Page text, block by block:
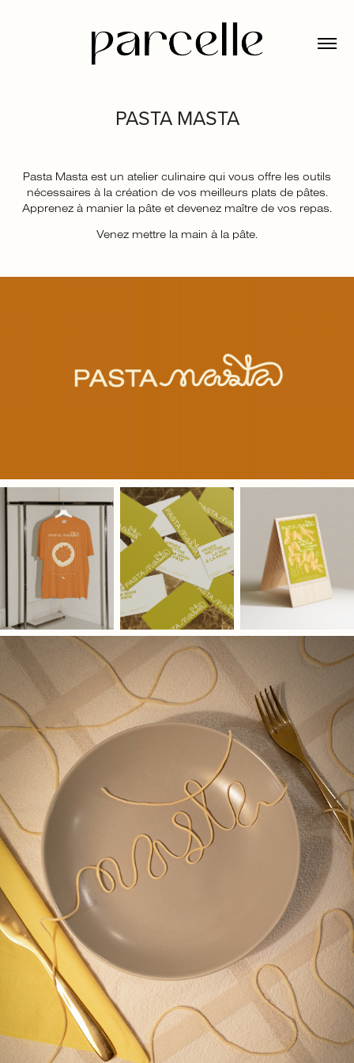
PASTA MASTA
Pasta Masta est un atelier culinaire qui vous offre les outils
nécessaires à la création de vos meilleurs plats de pâtes.
Apprenez à manier la pâte et devenez maître de vos repas.
Venez mettre la main à la pâte.